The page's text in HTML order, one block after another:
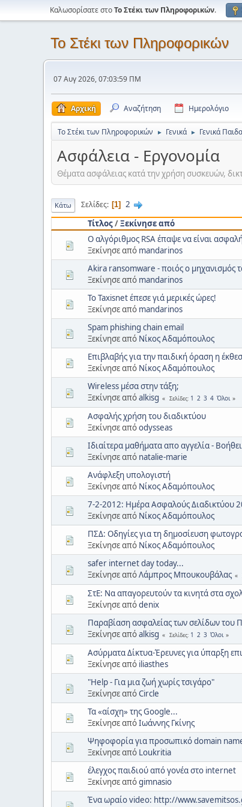
Καλωσορίσατε στοΤο Στέκι των Πληροφορικών.
Το Στέκι των Πληροφορικών
07 Αυγ 2026, 07:03:59 ΠΜ
Αρχική Αναζήτηση Ημερολόγιο
Το Στέκι των Πληροφορικών ► Γενικά ► Γενικά
Ασφάλεια - Εργονομία
Θέματα ασφάλειας κατά την χρήση συσκευών,
Κάτω Σελίδες 1
2
Τίτλος/Ξεκίνησε από
Ο αλγόριθμος RSA έπαψε να είναι
Ξεκίνησε από mandarinos
Akira ransomware - ποιός ο μηχανισμός
Ξεκίνησε από mandarinos
Το Taxisnet έπεσε γιά μερικές ώρες!
Ξεκίνησε από mandarinos
Spam phishing chain email
Ξεκίνησε από Νίκος Αδαμόπουλος
Επιβλαβής για την παιδική όραση η
Ξεκίνησε από Νίκος Αδαμόπουλος
Wireless μέσα στην τάξη;
Ξεκίνησε απόalkisg Σελίδες 1 2 3 4 Όλοι
Ασφαλής χρήση του διαδικτύου
Ξεκίνησε απόodysseas
Ιδιαίτερα μαθήματα απο αγγελία -
Ξεκίνησε από natalie-marie
Ανάφλεξη υπολογιστή
Ξεκίνησε από Νίκος Αδαμόπουλος
7-2-2012: Ημέρα Ασφαλούς Διαδικτύου
Ξεκίνησε από Νίκος Αδαμόπουλος
ΠΣΔ: Οδηγίες για τη δημοσίευση
Ξεκίνησε από Νίκος Αδαμόπουλος
safer internet day today...
Ξεκίνησε απόΛάμπρος Μπουκουβάλας
ΣτΕ: Να απαγορευτούν τα κινητά στα
Ξεκίνησε απόdenix
Παραβίαση ασφαλείας των σελίδων του
Ξεκίνησε απόalkisg Σελίδες 1 2 3 Όλοι
Ασύρματα Δίκτυα-Έρευνες για ύπαρξη
Ξεκίνησε από iliasthes
"Help - Για μια ζωή χωρίς τσιγάρο"
Ξεκίνησε απόCircle
Τα «αίσχη» της Google...
Ξεκίνησε απόΙωάννης Γκίνης
Ψηφοφορία για προσωπικό domain
Ξεκίνησε από Loukritia
έλεγχος παιδιού από γονέα στο internet
Ξεκίνησε απόgimnasio
Ένα ωραίο video: http://